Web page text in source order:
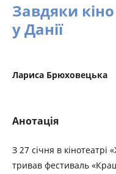
Завдяки
у Данії
Лариса Брюховецька
Анотація
З 27 січня в
тривав фестиваль